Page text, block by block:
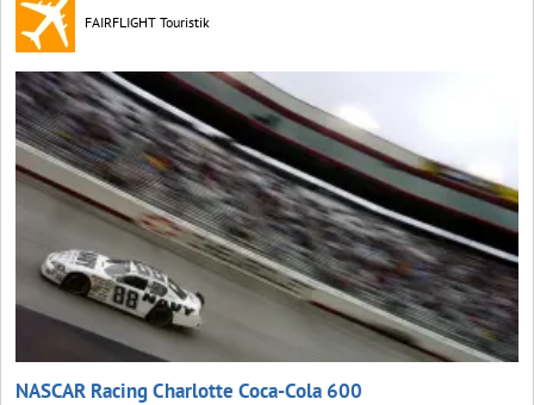
FAIRFLIGHT Touristik
NASCAR Racing Charlotte Coca‑Cola 600